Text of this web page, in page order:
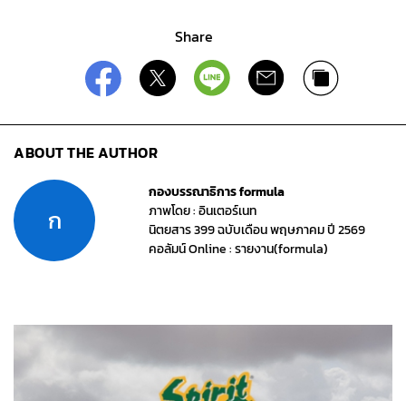
Share
ABOUT THE AUTHOR
ก
กองบรรณาธิการ formula
ภาพโดย : อินเตอร์เนท
นิตยสาร 399 ฉบับเดือน พฤษภาคม ปี 2569
คอลัมน์ Online : รายงาน(formula)